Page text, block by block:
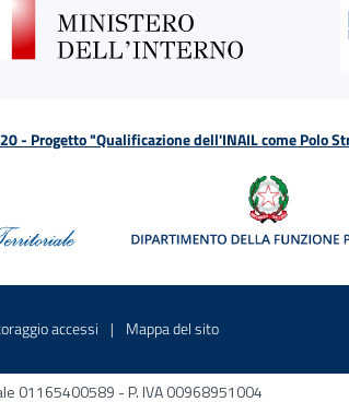
- Progetto "Qualificazione dell'INAIL come Polo
- Apre in una nuova finestra
accessi Sito interno - Apre in una nuova
Mappa del sitoSito interno - Apre
01165400589 - P. IVA 00968951004